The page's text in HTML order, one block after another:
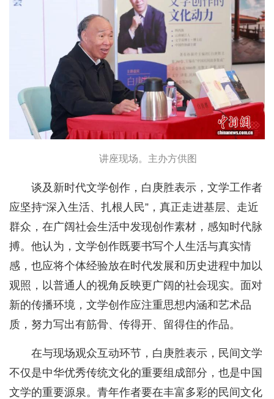
讲座现场。主办方供图
谈及新时代文学创作，白庚胜表示，文学工作者
应坚持“深入生活、扎根人民”，真正走进基层、走近
群众，在广阔社会生活中发现创作素材，感知时代脉
搏。他认为，文学创作既要书写个人生活与真实情
感，也应将个体经验放在时代发展和历史进程中加以
观照，以普通人的视角反映更广阔的社会现实。面对
新的传播环境，文学创作应注重思想内涵和艺术品
质，努力写出有筋骨、传得开、留得住的作品。
在与现场观众互动环节，白庚胜表示，民间文学
不仅是中华优秀传统文化的重要组成部分，也是中国
文学的重要源泉。青年作者要在丰富多彩的民间文化